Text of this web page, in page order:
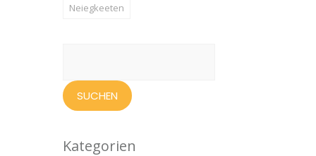
Neiegkeeten
Kategorien